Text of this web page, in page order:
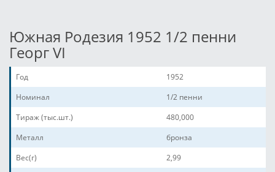
Южная Родезия 1952 1/2 пенни
Георг VI
Год
1952
Номинал
1/2 пенни
Тираж (тыс.шт.)
480,000
Металл
бронза
Вес(г)
2,99